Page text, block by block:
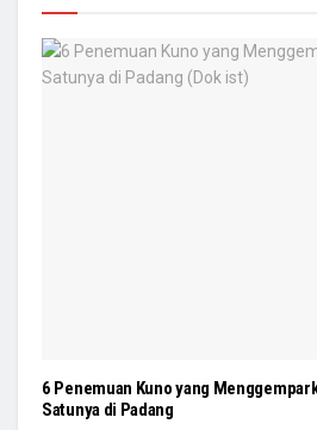
6 Penemuan Kuno yang
Satunya di Padang